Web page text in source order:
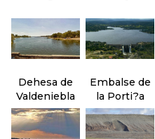
Dehesa de
Valdeniebla
Embalse de
la Porti?a